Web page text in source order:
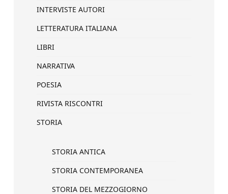
INTERVISTE AUTORI
LETTERATURA ITALIANA
LIBRI
NARRATIVA
POESIA
RIVISTA RISCONTRI
STORIA
STORIA ANTICA
STORIA CONTEMPORANEA
STORIA DEL MEZZOGIORNO